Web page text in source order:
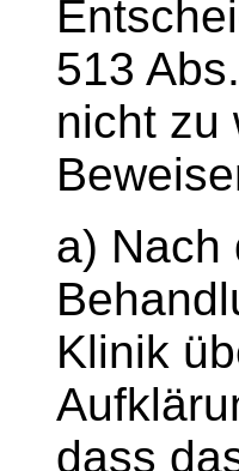
513
nicht zu
a) Nach
Klinik
dass